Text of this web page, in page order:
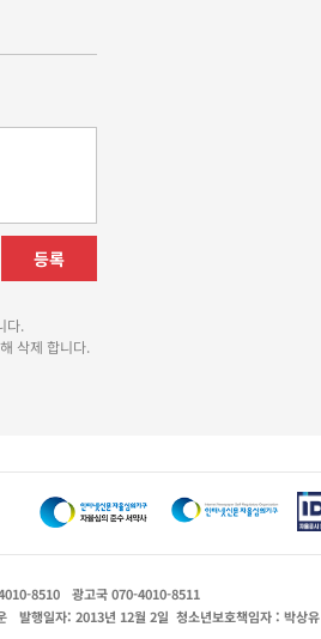
등록
다.
삭제 합니다.
8510
광고국 070-4010-8511
발행일자: 2013년 12월 2일 청소년보호책임자 : 박상유